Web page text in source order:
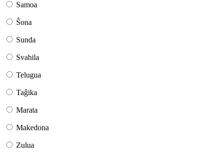
Samoa
Ŝona
Sunda
Svahila
Telugua
Taĝika
Marata
Makedona
Zulua